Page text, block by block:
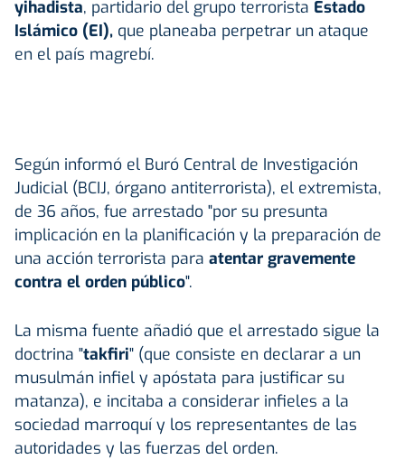
yihadista, partidario del grupo terrorista Estado
Islámico (EI), que planeaba perpetrar un ataque
en el país magrebí.
Según informó el Buró Central de Investigación
Judicial (BCIJ, órgano antiterrorista), el extremista,
de 36 años, fue arrestado "por su presunta
implicación en la planificación y la preparación de
una acción terrorista para atentar gravemente
contra el orden público".
La misma fuente añadió que el arrestado sigue la
doctrina "takfiri" (que consiste en declarar a un
musulmán infiel y apóstata para justificar su
matanza), e incitaba a considerar infieles a la
sociedad marroquí y los representantes de las
autoridades y las fuerzas del orden.